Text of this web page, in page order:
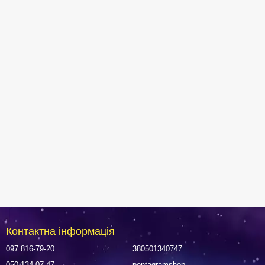
Контактна інформація
097 816-79-20
380501340747